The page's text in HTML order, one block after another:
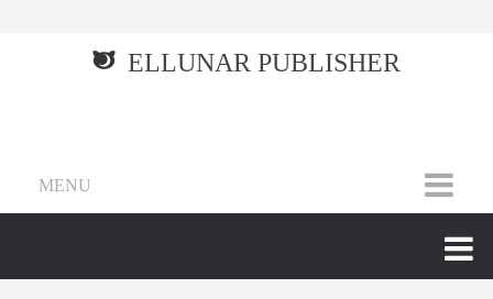
ELLUNAR PUBLISHER
MENU